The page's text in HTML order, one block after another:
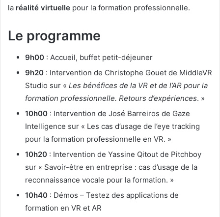
la réalité virtuelle pour la formation professionnelle.
Le programme
9h00 : Accueil, buffet petit-déjeuner
9h20 : Intervention de Christophe Gouet de MiddleVR
Studio sur « Les bénéfices de la VR et de l’AR pour la
formation professionnelle. Retours d’expériences. »
10h00 : Intervention de José Barreiros de Gaze
Intelligence sur « Les cas d’usage de l’eye tracking
pour la formation professionnelle en VR. »
10h20 : Intervention de Yassine Qitout de Pitchboy
sur « Savoir-être en entreprise : cas d’usage de la
reconnaissance vocale pour la formation. »
10h40 : Démos – Testez des applications de
formation en VR et AR